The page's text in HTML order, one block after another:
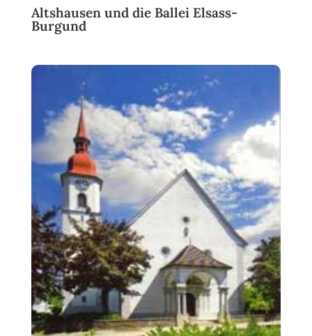
Altshausen und die Ballei Elsass-
Burgund